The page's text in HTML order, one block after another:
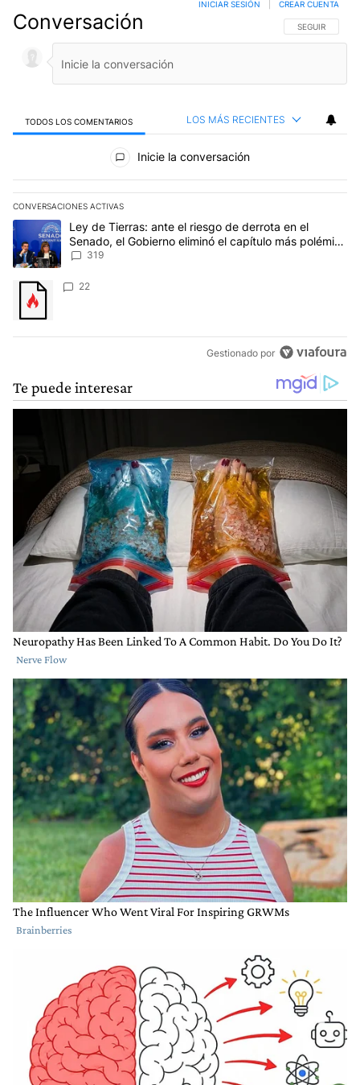
Conversación SIGA ESTA
SEGUIR
INICIAR SESIÓN CREAR CUENTA
TODOS LOS COMENTARIOS LOS MÁS RECIENTES
Todos los comentarios
Inicie la conversación
CONVERSACIONES ACTIVAS
Este listado muestra los artículos con más comentarios en los
Un artículo de tendencia con el título "Ley de Tierras: ante el
Ley de Tierras: ante el riesgo de derrota en el
Senado, el Gobierno eliminó el capítulo más polémico
del proyecto
319
Un artículo de tendencia con el título "" con 22 comentarios.
22
Gestionado por